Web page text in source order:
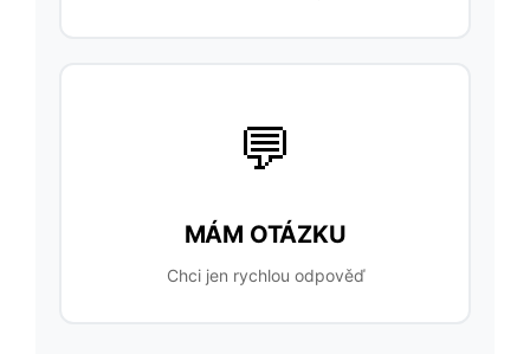
💬
MÁM OTÁZKU
Chci jen rychlou odpověď